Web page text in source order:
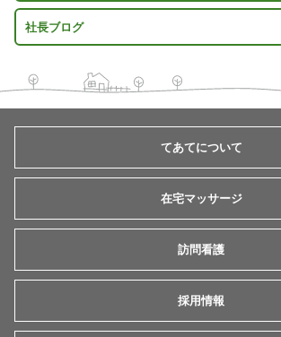
社長ブログ
てあてについて
在宅マッサージ
訪問看護
採用情報